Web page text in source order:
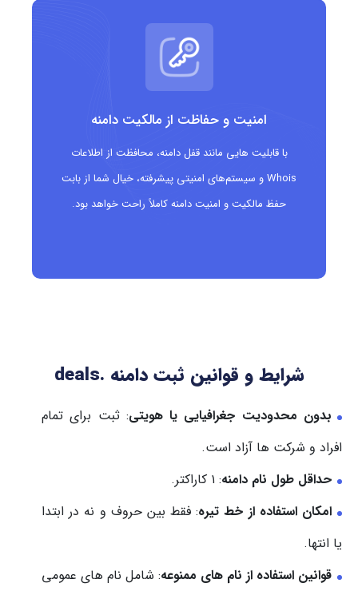
کنند
سایت های نقد و بررسی محصولات همراه با تخفیف
امنیت و حفاظت از مالکیت دامنه
با قابلیت هایی مانند قفل دامنه، محافظت از اطلاعات
Whois و سیستم‌های امنیتی پیشرفته، خیال شما از بابت
حفظ مالکیت و امنیت دامنه کاملاً راحت خواهد بود.
شرایط و قوانین ثبت دامنه .deals
بدون محدودیت جغرافیایی یا هویتی: ثبت برای تمام
افراد و شرکت ها آزاد است.
حداقل طول نام دامنه: ۱ کاراکتر.
امکان استفاده از خط تیره: فقط بین حروف و نه در ابتدا
یا انتها.
قوانین استفاده از نام های ممنوعه: شامل نام های عمومی